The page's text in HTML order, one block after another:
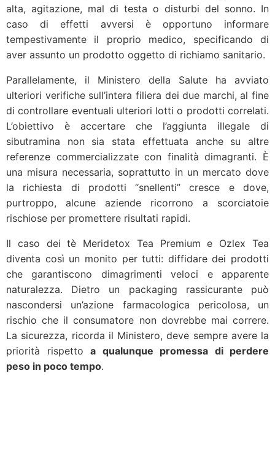
alta, agitazione, mal di testa o disturbi del sonno. In
caso di effetti avversi è opportuno informare
tempestivamente il proprio medico, specificando di
aver assunto un prodotto oggetto di richiamo sanitario.
Parallelamente, il Ministero della Salute ha avviato
ulteriori verifiche sull’intera filiera dei due marchi, al fine
di controllare eventuali ulteriori lotti o prodotti correlati.
L’obiettivo è accertare che l’aggiunta illegale di
sibutramina non sia stata effettuata anche su altre
referenze commercializzate con finalità dimagranti. È
una misura necessaria, soprattutto in un mercato dove
la richiesta di prodotti “snellenti” cresce e dove,
purtroppo, alcune aziende ricorrono a scorciatoie
rischiose per promettere risultati rapidi.
Il caso dei tè Meridetox Tea Premium e Ozlex Tea
diventa così un monito per tutti: diffidare dei prodotti
che garantiscono dimagrimenti veloci e apparente
naturalezza. Dietro un packaging rassicurante può
nascondersi un’azione farmacologica pericolosa, un
rischio che il consumatore non dovrebbe mai correre.
La sicurezza, ricorda il Ministero, deve sempre avere la
priorità rispetto a qualunque promessa di perdere
peso in poco tempo.